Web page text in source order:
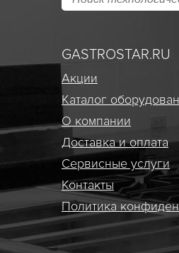
GASTROSTAR.RU
Акции
Каталог
О компании
Доставка и оплата
Сервисные услуги
Контакты
Политика